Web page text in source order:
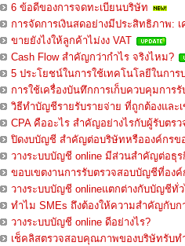
6 ข้อดีของการจดทะเบียนบริษัท
การจัดการเงินสดอย่างมีประสิทธิภาพ:
ขายยังไงให้ลูกค้าไม่งง VAT
Cash Flow สำคัญกว่ากำไร จริงไหม?
5 ประโยชน์ในการใช้เทคโนโลยีในกา
การใช้เครื่องบันทึกการเก็บควบคุมการรั
วิธีทำบัญชีรายรับรายจ่าย ที่ถูกต้องและเ
CPA คืออะไร สำคัญอย่างไรกับผู้รับตร
ปิดงบบัญชี สำคัญต่อบริษัทหรือองค์กรข
วางระบบบัญชี online มีส่วนสำคัญต่อธุ
ขอบเขตงานการรับตรวจสอบบัญชีที่องค์
วางระบบบัญชี onlineแตกต่างกับบัญชีทั่ว
ทำไม SMEs ถึงต้องให้ความสำคัญกับก
วางระบบบัญชี online ดีอย่างไร?
เช็คลิสตรวจสอบคุณภาพของบริษัทรับ